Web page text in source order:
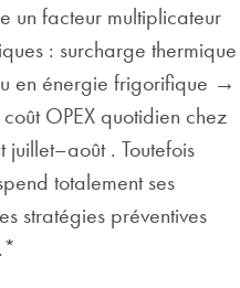
un facteur multiplicateur
: surcharge thermique
en énergie frigorifique →
OPEX quotidien chez
. Toutefois
totalement ses
stratégies préventives